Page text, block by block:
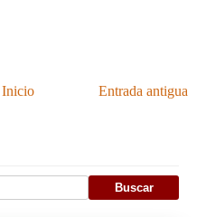
Entrada antigua
Inicio